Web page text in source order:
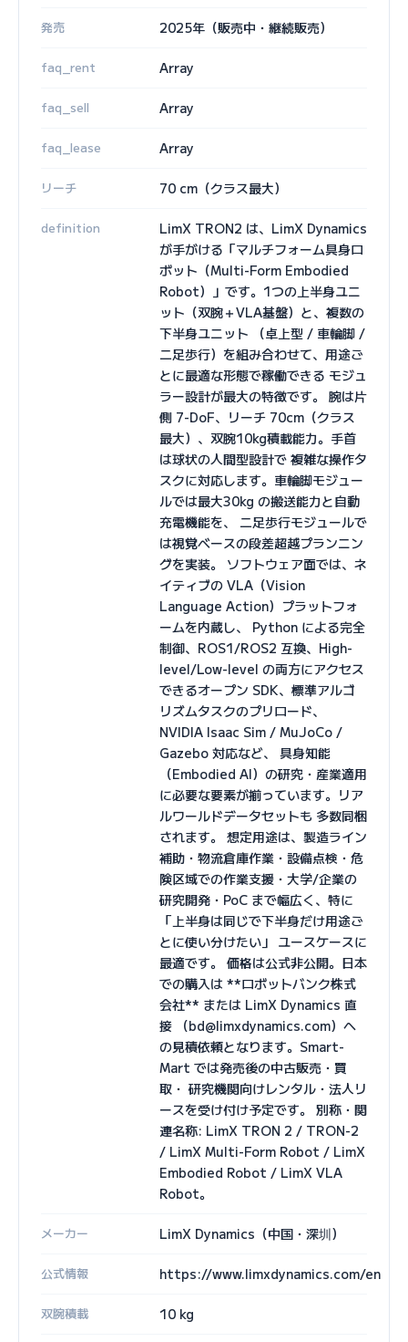
発売 2025年（販売中・継続販売）
faq_rent Array
faq_sell Array
faq_lease Array
リーチ 70 cm（クラス最大）
definition
LimX TRON2 は、LimX Dynamics
が手がける「マルチフォーム具身ロ
ボット（Multi-Form Embodied
Robot）」です。1つの上半身ユニ
ット（双腕＋VLA基盤）と、複数の
下半身ユニット （卓上型 / 車輪脚 /
二足歩行）を組み合わせて、用途ご
とに最適な形態で稼働できる モジュ
ラー設計が最大の特徴です。 腕は片
側 7-DoF、リーチ 70cm（クラス
最大）、双腕10kg積載能力。手首
は球状の人間型設計で 複雑な操作タ
スクに対応します。車輪脚モジュー
ルでは最大30kg の搬送能力と自動
充電機能を、 二足歩行モジュールで
は視覚ベースの段差超越プランニン
グを実装。 ソフトウェア面では、ネ
イティブの VLA（Vision
Language Action）プラットフォ
ームを内蔵し、 Python による完全
制御、ROS1/ROS2 互換、High-
level/Low-level の両方にアクセス
できるオープン SDK、標準アルゴ
リズムタスクのプリロード、
NVIDIA Isaac Sim / MuJoCo /
Gazebo 対応など、 具身知能
（Embodied AI）の研究・産業適用
に必要な要素が揃っています。リア
ルワールドデータセットも 多数同梱
されます。 想定用途は、製造ライン
補助・物流倉庫作業・設備点検・危
険区域での作業支援・大学/企業の
研究開発・PoC まで幅広く、特に
「上半身は同じで下半身だけ用途ご
とに使い分けたい」 ユースケースに
最適です。 価格は公式非公開。日本
での購入は **ロボットバンク株式
会社** または LimX Dynamics 直
接 （bd@limxdynamics.com）へ
の見積依頼となります。Smart-
Mart では発売後の中古販売・買
取・ 研究機関向けレンタル・法人リ
ースを受け付け予定です。 別称・関
連名称: LimX TRON 2 / TRON-2
/ LimX Multi-Form Robot / LimX
Embodied Robot / LimX VLA
Robot。
メーカー LimX Dynamics（中国・深圳）
公式情報 https://www.limxdynamics.com/en
双腕積載 10 kg